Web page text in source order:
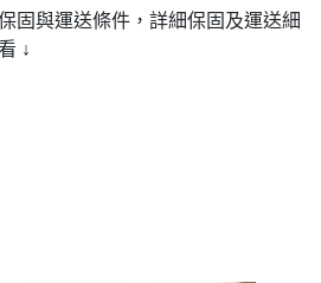
固與運送條件，詳細保固及運送細
↓